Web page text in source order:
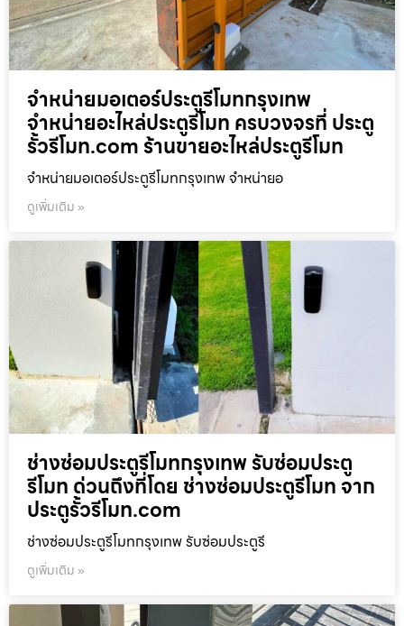
จำหน่ายมอเตอร์ประตูรีโมทกรุงเทพ
จำหน่ายอะไหล่ประตูรีโมท ครบวงจรที่ ประตู
รั้วรีโมท.com ร้านขายอะไหล่ประตูรีโมท
จำหน่ายมอเตอร์ประตูรีโมทกรุงเทพ จำหน่ายอ
ดูเพิ่มเติม »
ช่างซ่อมประตูรีโมทกรุงเทพ รับซ่อมประตู
รีโมท ด่วนถึงที่โดย ช่างซ่อมประตูรีโมท จาก
ประตูรั้วรีโมท.com
ช่างซ่อมประตูรีโมทกรุงเทพ รับซ่อมประตูรี
ดูเพิ่มเติม »